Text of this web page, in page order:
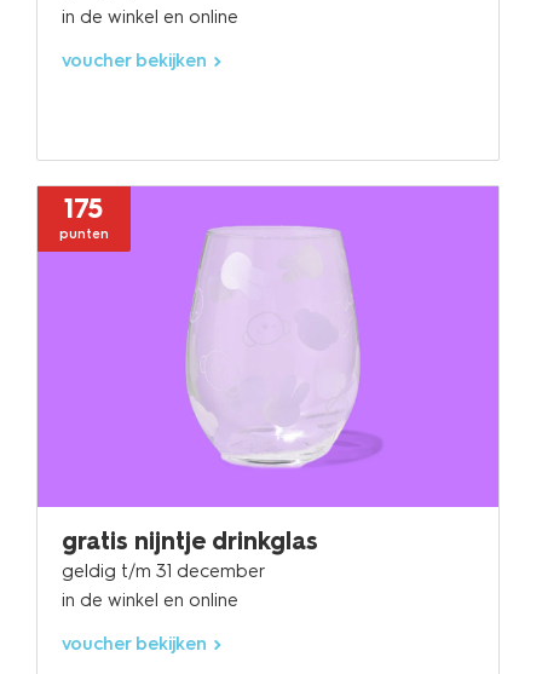
in de winkel en online
voucher bekijken
175
punten
gratis nijntje drinkglas
geldig t/m 31 december
in de winkel en online
voucher bekijken